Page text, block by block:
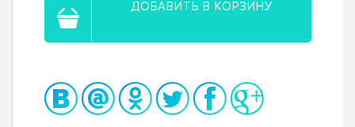
ДОБАВИТЬ В КОРЗИНУ